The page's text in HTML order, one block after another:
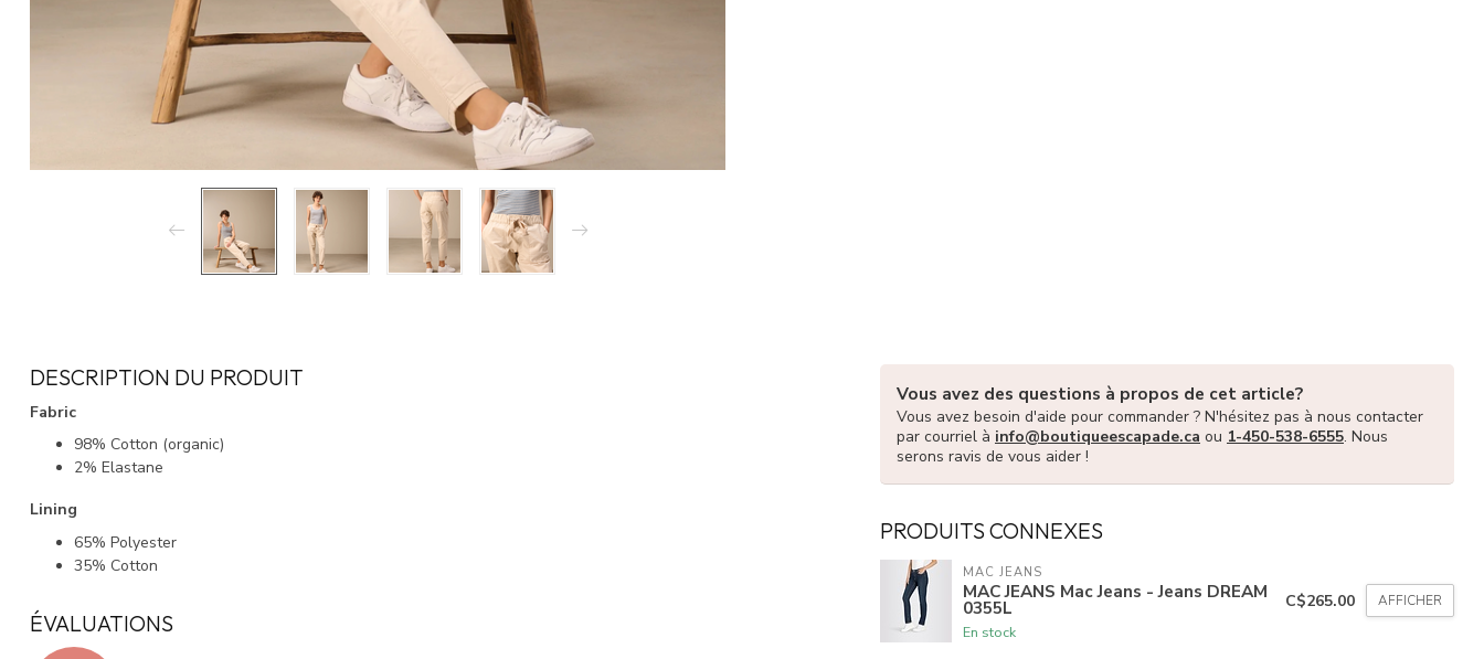
DESCRIPTION DU PRODUIT
Fabric
98% Cotton (organic)
2% Elastane
Lining
65% Polyester
35% Cotton
ÉVALUATIONS
Vous avez des questions à propos de cet article?
Vous avez besoin d'aide pour commander ? N'hésitez pas à nous contacter
par courriel à info@boutiqueescapade.ca ou 1-450-538-6555. Nous
serons ravis de vous aider !
PRODUITS CONNEXES
MAC JEANS
MAC JEANS Mac Jeans - Jeans DREAM
0355L
En stock
C$265.00 AFFICHER